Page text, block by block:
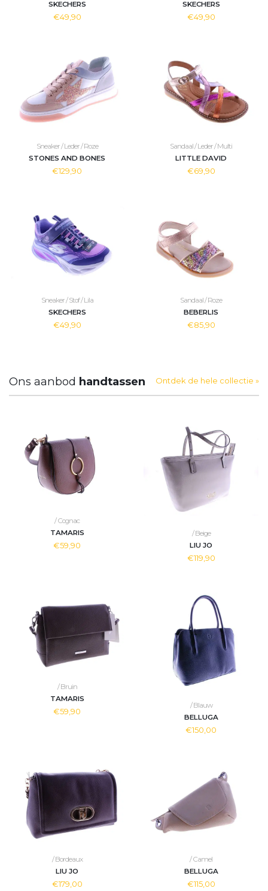
SKECHERS
€49,90
SKECHERS
€49,90
Sneaker / Leder / Roze
STONES AND BONES
€129,90
Sandaal / Leder / Multi
LITTLE DAVID
€69,90
Sneaker / Stof / Lila
SKECHERS
€49,90
Sandaal / Roze
BEBERLIS
€85,90
Ons aanbod handtassen Ontdek de hele collectie »
/ Cognac
TAMARIS
€59,90
/ Beige
LIU JO
€119,90
/ Bruin
TAMARIS
€59,90
/ Blauw
BELLUGA
€150,00
/ Bordeaux
LIU JO
€179,00
/ Camel
BELLUGA
€115,00